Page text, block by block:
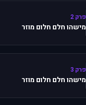
פרק 2
מישהו חלם חלום מוזר
פרק 3
מישהו חלם חלום מוזר